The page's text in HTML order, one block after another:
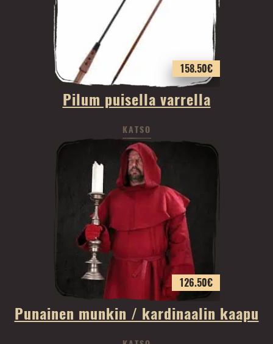
158.50€
Pilum puisella varrella
KATSO
126.50€
Punainen munkin / kardinaalin kaapu